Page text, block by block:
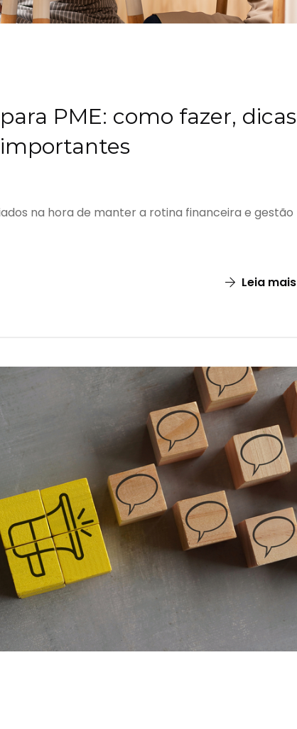
PME: como fazer, dicas
na hora de manter a rotina financeira e gestão
Leia mais